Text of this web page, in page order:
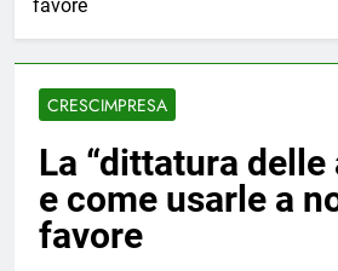
favore
CRESCIMPRESA
La “dittatura delle
e come usarle a
favore